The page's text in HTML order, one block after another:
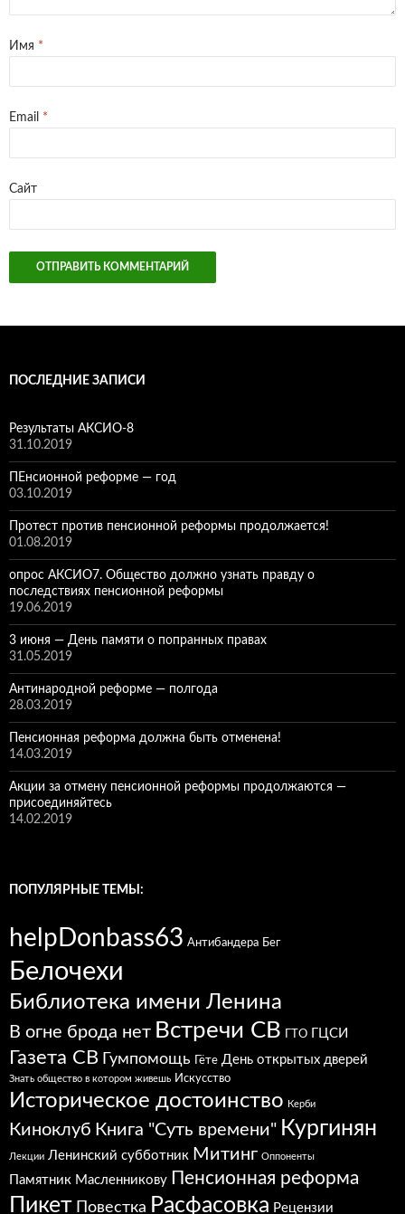
Имя *
Email *
Сайт
ПОСЛЕДНИЕ ЗАПИСИ
Результаты АКСИО-8
31.10.2019
ПЕнсионной реформе — год
03.10.2019
Протест против пенсионной реформы продолжается!
01.08.2019
опрос АКСИО7. Общество должно узнать правду о
последствиях пенсионной реформы
19.06.2019
3 июня — День памяти о попранных правах
31.05.2019
Антинародной реформе — полгода
28.03.2019
Пенсионная реформа должна быть отменена!
14.03.2019
Акции за отмену пенсионной реформы продолжаются —
присоединяйтесь
14.02.2019
ПОПУЛЯРНЫЕ ТЕМЫ:
helpDonbass63 Антибандера Бег
Белочехи
Библиотека имени Ленина
В огне брода нет Встречи СВ ГТО ГЦСИ
Газета СВ Гумпомощь Гёте День открытых дверей
Знать общество в котором живешь Искусство
Историческое достоинство Керби
Киноклуб Книга "Суть времени" Кургинян
Лекции Ленинский субботник Митинг Оппоненты
Памятник Масленникову Пенсионная реформа
Пикет Повестка Расфасовка Рецензии